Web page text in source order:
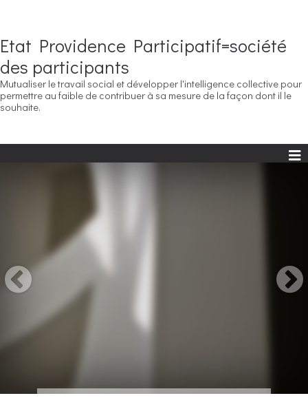
Etat Providence Participatif=société
des participants
Mutualiser le travail social et développer l'intelligence collective pour
permettre au faible de contribuer à sa mesure de la façon dont il le
souhaite.